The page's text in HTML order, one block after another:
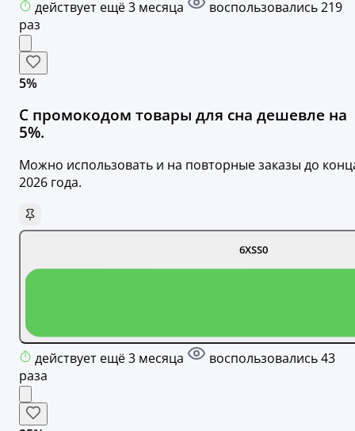
действует ещё 3 месяца
воспользовались 219
раз
5%
С промокодом товары для сна дешевле на
5%.
Можно использовать и на повторные заказы до
2026 года.
6XSS0
действует ещё 3 месяца
воспользовались 43
раза